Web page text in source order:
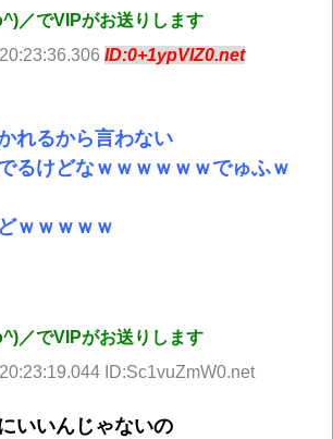
／でVIPがお送りします
ID:0+1ypVlZ0.net
れるから言わない
るけどなｗｗｗｗｗｗでゅふｗ
ｗｗｗｗｗ
／でVIPがお送りします
ID:Sc1vuZmW0.net
いいんじゃないの